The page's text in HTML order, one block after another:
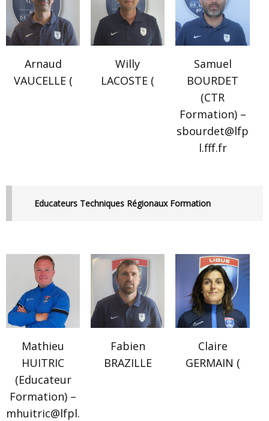
Arnaud
VAUCELLE (
Willy
LACOSTE (
Samuel
BOURDET
(CTR
Formation) –
sbourdet@lfp
l.fff.fr
Educateurs Techniques Régionaux Formation
Mathieu
HUITRIC
(Educateur
Formation) –
mhuitric@lfpl.
Fabien
BRAZILLE
Claire
GERMAIN (